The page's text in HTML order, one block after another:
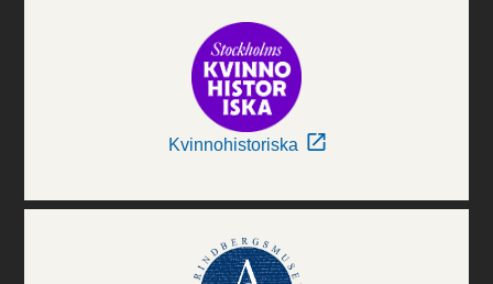
Kvinnohistoriska